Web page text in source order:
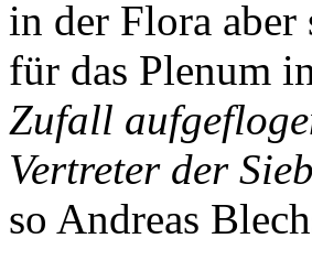
in der Flora aber
für das Plenum
Zufall
Vertreter der
so Andreas